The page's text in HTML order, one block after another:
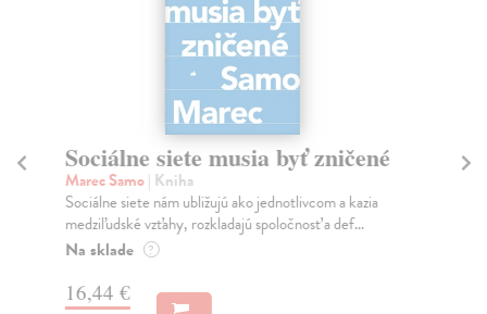
Sociálne siete musia byť zničené
Marec Samo| Kniha
Sociálne siete nám ubližujú ako jednotlivcom a kazia
medziľudské vzťahy, rozkladajú spoločnosť a def...
Na sklade ?
16,44 €